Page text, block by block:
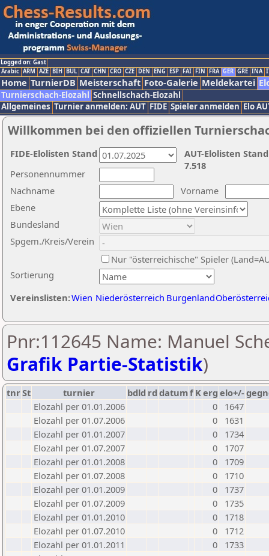
Logged on: Gast
Arabic ARM AZE BIH BUL CAT CHN CRO CZE DEN ENG ESP FAI FIN FRA GER GRE INA
Home TurnierDB Meisterschaft Foto-Galerie Meldekartei
Turnierschach-Elozahl Schnellschach-Elozahl
Allgemeines Turnier anmelden: AUT FIDE Spieler anmelden Elo
Willkommen bei den offiziellen
Nachname
Vorname
Ebene
Sortierung
Personennummer
Bundesland
Spgem./Kreis/Verein
Nur "österreichische" Spieler
Vereinslisten:Wien Niederösterreich Burgenland
AUT-Elolisten
7.518
FIDE-Elolisten Stand
Pnr:112645 Name: Manuel
Grafik Partie-Statistik)
tnrSt turnier bdld rd datumf Kerg elo+/-
Elozahl per 01.01.2006
0
1647
Elozahl per 01.07.2006
0
1631
Elozahl per 01.01.2007
0
1734
Elozahl per 01.07.2007
0
1707
Elozahl per 01.01.2008
0
1709
Elozahl per 01.07.2008
0
1710
Elozahl per 01.01.2009
0
1737
Elozahl per 01.07.2009
0
1735
Elozahl per 01.01.2010
0
1718
Elozahl per 01.07.2010
0
1712
Elozahl per 01.01.2011
0
1733